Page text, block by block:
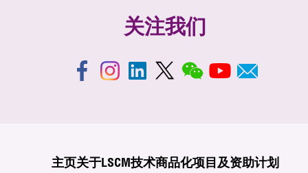
关注我们
主页关于LSCM技术商品化项目及资助计划